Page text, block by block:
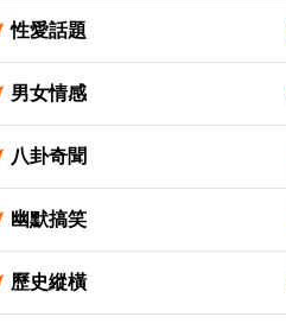
性愛話題
男女情感
八卦奇聞
幽默搞笑
歷史縱橫